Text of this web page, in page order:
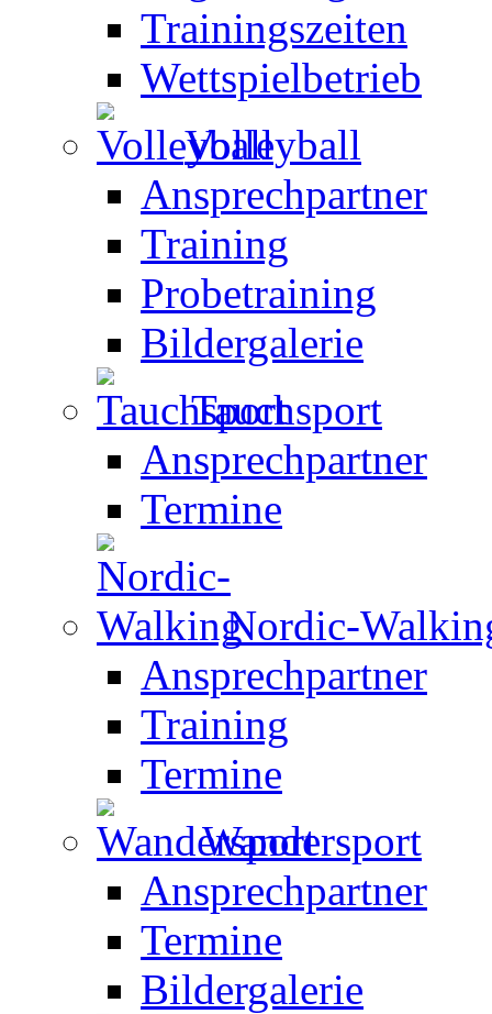
Trainingszeiten
Wettspielbetrieb
Volleyball
Ansprechpartner
Training
Probetraining
Bildergalerie
Tauchsport
Ansprechpartner
Termine
Nordic-
Ansprechpartner
Training
Termine
Wandersport
Ansprechpartner
Termine
Bildergalerie